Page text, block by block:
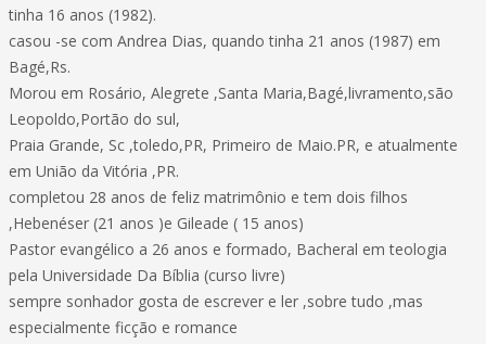
tinha 16 anos (1982).
casou -se com Andrea Dias, quando tinha 21 anos (1987) em
Bagé,Rs.
Morou em Rosário, Alegrete ,Santa Maria,Bagé,livramento,são
Leopoldo,Portão do sul,
Praia Grande, Sc ,toledo,PR, Primeiro de Maio.PR, e atualmente
em União da Vitória ,PR.
completou 28 anos de feliz matrimônio e tem dois filhos
,Hebenéser (21 anos )e Gileade ( 15 anos)
Pastor evangélico a 26 anos e formado, Bacheral em teologia
pela Universidade Da Bíblia (curso livre)
sempre sonhador gosta de escrever e ler ,sobre tudo ,mas
especialmente ficção e romance